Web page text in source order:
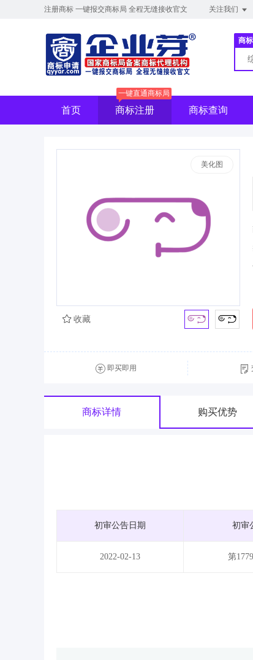
注册商标 一键报交商标局 全程无缝接收官文 关注我们
商
首页 商标注册
一键直通商标局
商标查询
美化图
收藏
即买即用
商标详情 购买优势
初审公告日期 初审
2022-02-13 第